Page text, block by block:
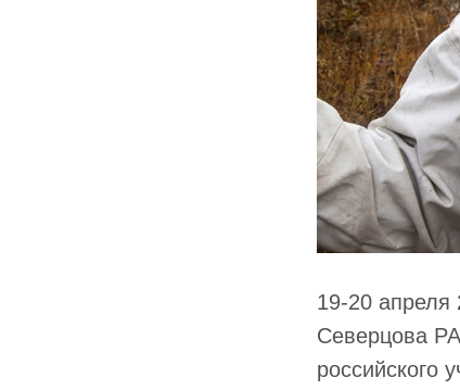
19-20 апреля
Северцова
российского